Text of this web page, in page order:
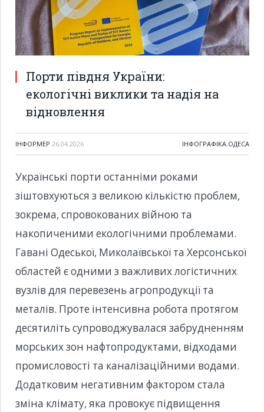
Порти півдня України:
екологічні виклики та надія на
відновлення
ІНФОРМЕР 26.04.2026 ІНФОГРАФІКА,ОДЕСА
Українські порти останніми роками
зіштовхуються з великою кількістю проблем,
зокрема, спровокованих війною та
накопиченими екологічними проблемами.
Гавані Одеської, Миколаївської та Херсонської
областей є одними з важливих логістичних
вузлів для перевезень агропродукції та
металів. Проте інтенсивна робота протягом
десятиліть супроводжувалася забрудненням
морських зон нафтопродуктами, відходами
промисловості та каналізаційними водами.
Додатковим негативним фактором стала
зміна клімату, яка провокує підвищення